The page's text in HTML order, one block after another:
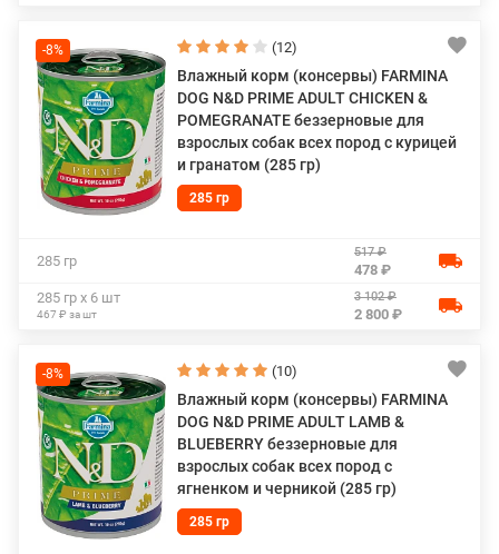
-8% (12)
Влажный корм (консервы) FARMINA
DOG N&D PRIME ADULT CHICKEN &
POMEGRANATE беззерновые для
взрослых собак всех пород с курицей
и гранатом (285 гр)
285 гр
285 гр
517 ₽
478 ₽
285 гр х 6 шт
467 ₽ за шт
3 102 ₽
2 800 ₽
-8% (10)
Влажный корм (консервы) FARMINA
DOG N&D PRIME ADULT LAMB &
BLUEBERRY беззерновые для
взрослых собак всех пород с
ягненком и черникой (285 гр)
285 гр